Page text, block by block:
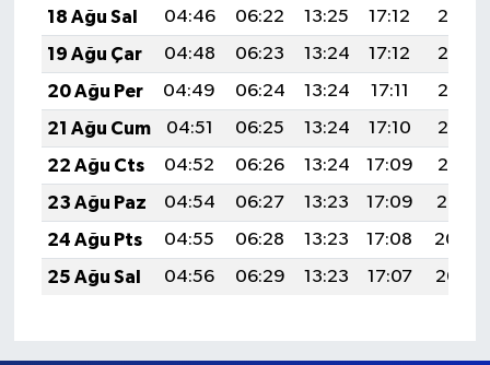
18 Ağu Sal
04:46 06:22 13:25 17:12
20:18
19 Ağu Çar
04:48 06:23 13:24 17:12
20:16
20 Ağu Per
04:49 06:24 13:24 17:11
20:15
21 Ağu Cum
04:51 06:25 13:24 17:10
20:13
22 Ağu Cts
04:52 06:26 13:24 17:09
20:12
23 Ağu Paz
04:54 06:27 13:23 17:09
20:10
24 Ağu Pts
04:55 06:28 13:23 17:08
20:09
25 Ağu Sal
04:56 06:29 13:23 17:07 20:07